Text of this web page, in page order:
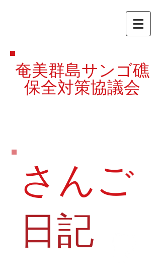
奄美群島サンゴ礁
保全対策協議会
さんご
日記